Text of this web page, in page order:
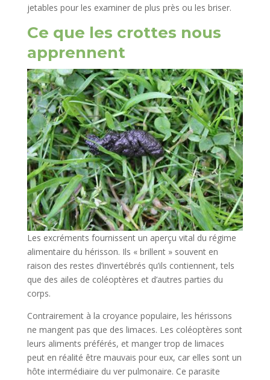
jetables pour les examiner de plus près ou les briser.
Ce que les crottes nous
apprennent
Les excréments fournissent un aperçu vital du régime
alimentaire du hérisson. Ils « brillent » souvent en
raison des restes d’invertébrés qu’ils contiennent, tels
que des ailes de coléoptères et d’autres parties du
corps.
Contrairement à la croyance populaire, les hérissons
ne mangent pas que des limaces. Les coléoptères sont
leurs aliments préférés, et manger trop de limaces
peut en réalité être mauvais pour eux, car elles sont un
hôte intermédiaire du ver pulmonaire. Ce parasite